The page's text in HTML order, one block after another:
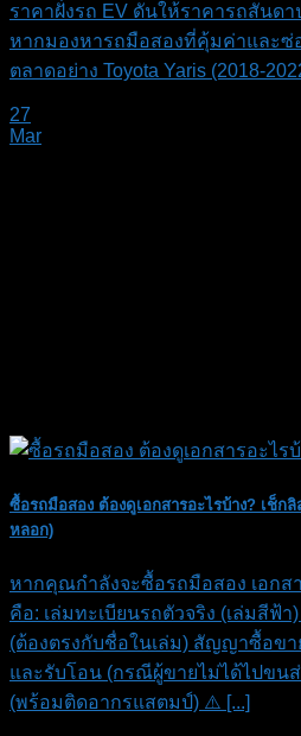
ราคาฝั่งรถ EV ดันให้ราคารถสันดา
หากมองหารถมือสองที่คุ้มค่าและซ่
ตลาดอย่าง Toyota Yaris (2018-
27
Mar
ซื้อรถมือสอง ต้องดูเอกสารอะไรบ้าง? เช็ก
หลอก)
หากคุณกำลังจะซื้อรถมือสอง เอกส
คือ: เล่มทะเบียนรถตัวจริง (เล่มสีฟ้
(ต้องตรงกับชื่อในเล่ม) สัญญาซื้อข
และรับโอน (กรณีผู้ขายไม่ได้ไปขน
(พร้อมติดอากรแสตมป์) ⚠️ [...]